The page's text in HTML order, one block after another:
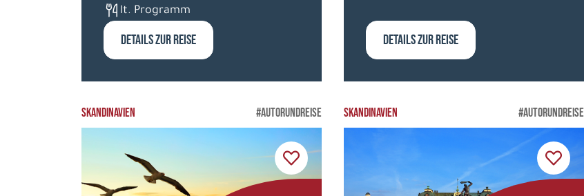
lt. Programm
DETAILS ZUR REISE DETAILS ZUR REISE
SKANDINAVIEN #AUTORUNDREISE SKANDINAVIEN #AUTORUNDREISE